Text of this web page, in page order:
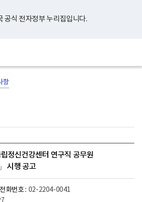
공식 전자정부 누리집입니다.
검
항
립정신건강센터 연구직 공무원
시행 공고
전화번호 : 02-2204-0041